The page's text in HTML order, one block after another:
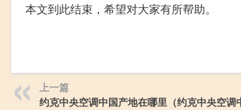
本文到此结束，希望对大家有所帮助。
上一篇
约克中央空调中国产地在哪里（约克中央空调